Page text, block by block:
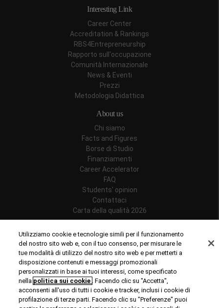
Interesting Link
Career Center
Accreditation & Rankings
RBS4Entrepreneurship
Rapporto sull'occupazione
Comunità Internazionale
News & Eventi
Prezzi
Metodologia Didattica
About us
Chi siamo
Facts and Figures
Borse di Studio
Finanziamenti
Career Accelerator
FAQ
Students' opinion
Contattaci
Carta della qualità 2026
Riconoscimenti
Utilizziamo cookie e tecnologie simili per il funzionamento
del nostro sito web e, con il tuo consenso, per misurare le
tue modalità di utilizzo del nostro sito web e per metterti a
disposizione contenuti e messaggi promozionali
personalizzati in base ai tuoi interessi, come specificato
nella politica sui cookie . Facendo clic su "Accetta",
acconsenti all'uso di tutti i cookie e tracker, inclusi i cookie di
profilazione di terze parti. Facendo clic su "Preferenze" puoi